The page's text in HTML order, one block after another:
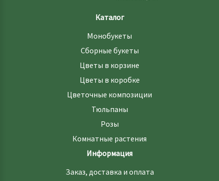
Каталог
Монобукеты
Сборные букеты
Цветы в корзине
Цветы в коробке
Цветочные композиции
Тюльпаны
Розы
Комнатные растения
Информация
Заказ, доставка и оплата